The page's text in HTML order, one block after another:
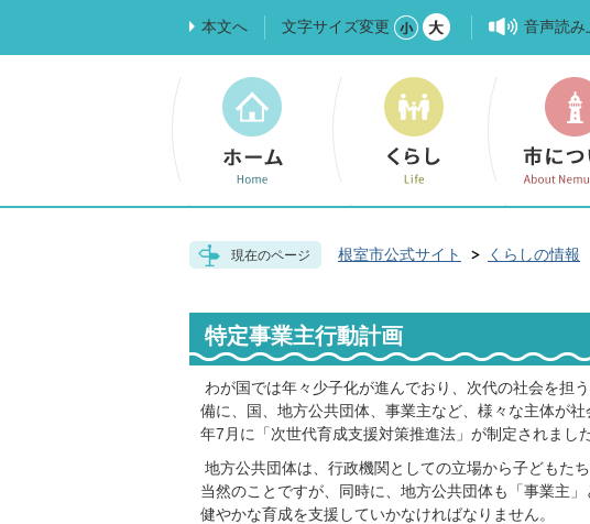
本文へ 文字サイズ変更 音声読み
現在のページ 根室市公式サイト くらしの情報
特定事業主行動計画
わが国では年々少子化が進んでおり、次代の社会を担
備に、国、地方公共団体、事業主など、様々な主体が
年7月に「次世代育成支援対策推進法」が制定されました
地方公共団体は、行政機関としての立場から子どもた
当然のことですが、同時に、地方公共団体も「事業主
健やかな育成を支援していかなければなりません。